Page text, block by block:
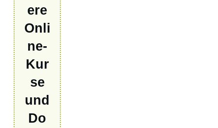
ere
Onli
ne-
Kur
se
und
Do